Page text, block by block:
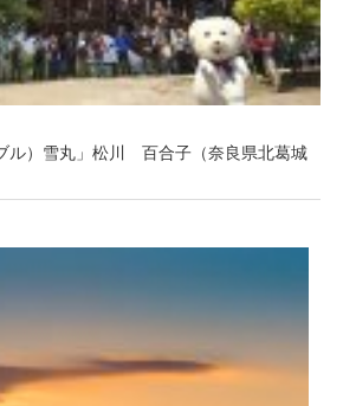
ル）雪丸」松川 百合子（奈良県北葛城